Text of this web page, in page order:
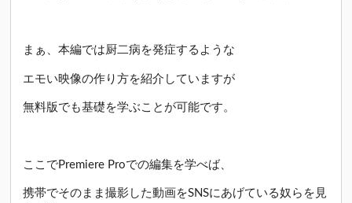
まぁ、本編では厨二病を発症するような
エモい映像の作り方を紹介していますが
無料版でも基礎を学ぶことが可能です。
ここでPremiere Proでの編集を学べば、
携帯でそのまま撮影した動画をSNSにあげている奴らを見